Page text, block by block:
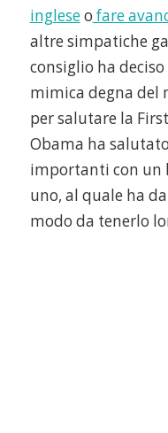
ingleseo fare
altre simpatiche
consiglio ha
mimica degna del
per salutare la
Obama ha
importanti con un
uno, al quale ha
modo da tenerlo